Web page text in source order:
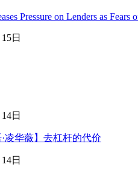
Pressure on Lenders as
日
日
·凌华薇】去杠杆的代价
日